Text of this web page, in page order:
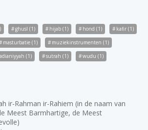
ghusl (1) hijab (1) hond (1) kafir (1)
masturbatie (1) muziekinstrumenten (1)
(1) sutrah (1) wudu (1)
ir-Rahman ir-Rahiem (in de naam van
Meest Barmhartige, de Meest